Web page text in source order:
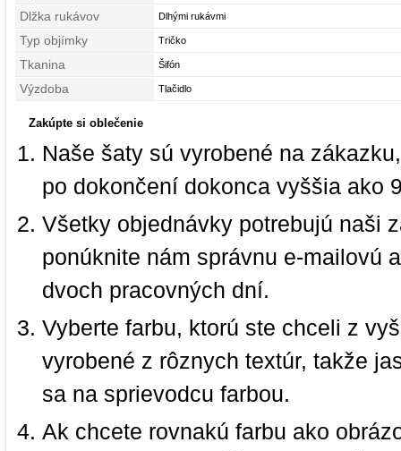
Dlžka rukávov Dlhými rukávmi
Typ objímky Tričko
Tkanina Šifón
Výzdoba Tlačidlo
Zakúpte si oblečenie
Naše šaty sú vyrobené na
po dokončení dokonca vyššia ako
Všetky objednávky potrebujú naši
ponúknite nám správnu e-mailovú
dvoch pracovných dní.
Vyberte farbu, ktorú ste chceli z
vyrobené z rôznych textúr, takže
sa na sprievodcu farbou.
Ak chcete rovnakú farbu ako